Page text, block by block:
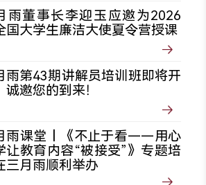
雨董事长李迎玉应邀为2026
国大学生廉洁大使夏令营授课
雨第43期讲解员培训班即将开
诚邀您的到来！
雨课堂丨《不止于看——用心
让教育内容“被接受”》专题培
三月雨顺利举办